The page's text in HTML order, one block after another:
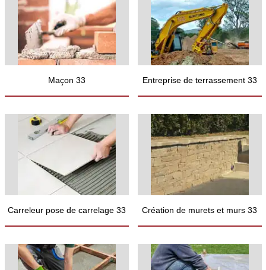
Maçon 33 Entreprise de terrassement 33
Carreleur pose de carrelage 33 Création de murets et murs 33